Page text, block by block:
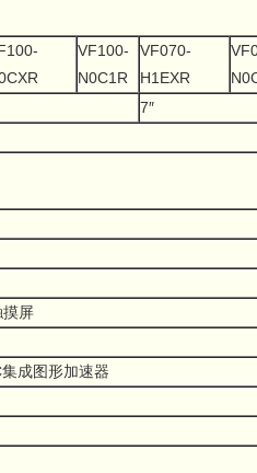
VF100-
N0C1R
VF070-
H1EXR
7″
摸屏
成图形加速器